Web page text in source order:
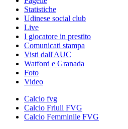
Statistiche
Udinese social club
Live
I giocatore in prestito
Comunicati stampa
Visti dall'AUC
Watford e Granada
Foto
Video
Calcio fvg
Calcio Friuli FVG
Calcio Femminile FVG